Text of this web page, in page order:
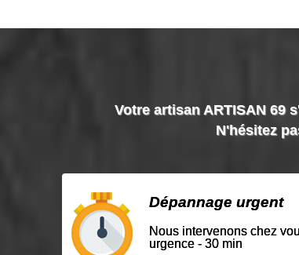
Votre artisan ARTISAN 69
N'hésitez
Dépannage urgent
Nous intervenons chez
urgence - 30 min